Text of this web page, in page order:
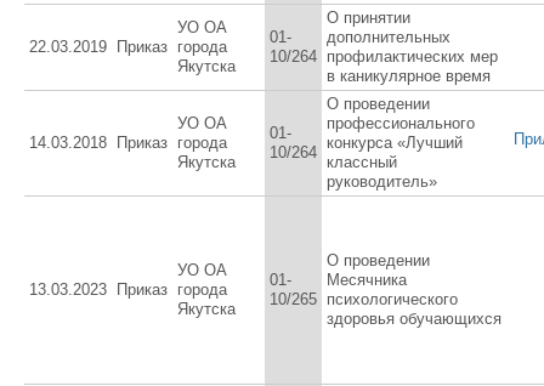
22.03.2019 Приказ
УО ОА
города
Якутска
01-
10/264
О принятии
дополнительных
профилактических мер
в каникулярное время
14.03.2018 Приказ
УО ОА
города
Якутска
01-
10/264
O проведении
профессионального
конкурса «Лучший
классный
руководитель»
13.03.2023 Приказ
УО ОА
города
Якутска
01-
10/265
О проведении
Месячника
психологического
здоровья обучающихся